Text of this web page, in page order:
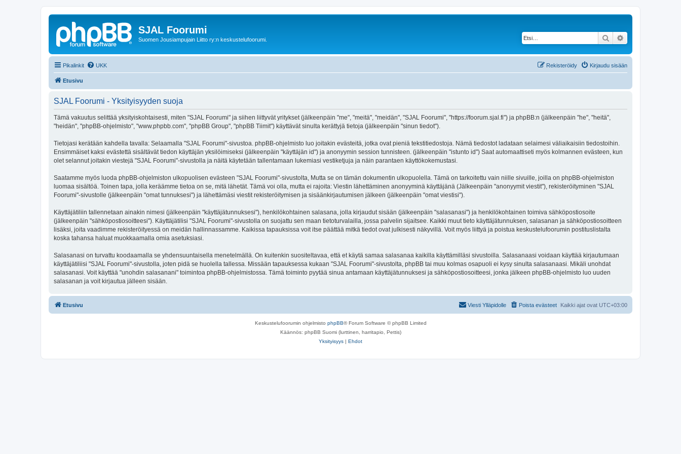
SJAL Foorumi
Suomen Jousiampujain Liitto ry:n keskustelufoorumi. Etsi
Pikalinkit UKK Kirjaudu sisään
Rekisteröidy
Etusivu
SJAL Foorumi - Yksityisyyden suoja
Tämä vakuutus selittää yksityiskohtaisesti, miten "SJAL Foorumi" ja siihen liittyvät yritykset (jälkeenpäin "me", "meitä", "meidän", "SJAL Foorumi", "https://foorum.sjal.fi") ja phpBB:n (jälkeenpäin "he", "heitä",
"heidän", "phpBB-ohjelmisto", "www.phpbb.com", "phpBB Group", "phpBB Tiimit") käyttävät sinulta kerättyjä tietoja (jälkeenpäin "sinun tiedot").
Tietojasi kerätään kahdella tavalla: Selaamalla "SJAL Foorumi"-sivustoa. phpBB-ohjelmisto luo joitakin evästeitä, jotka ovat pieniä tekstitiedostoja. Nämä tiedostot ladataan selaimesi väliaikaisiin tiedostoihin.
Ensimmäiset kaksi evästettä sisältävät tiedon käyttäjän yksilöimiseksi (jälkeenpäin "käyttäjän id") ja anonyymin session tunnisteen. (jälkeenpäin "istunto id") Saat automaattiseti myös kolmannen evästeen, kun
olet selannut joitakin viestejä "SJAL Foorumi"-sivustolla ja näitä käytetään tallentamaan lukemiasi vestiketjuja ja näin parantaen käyttökokemustasi.
Saatamme myös luoda phpBB-ohjelmiston ulkopuolisen evästeen "SJAL Foorumi"-sivustolta, Mutta se on tämän dokumentin ulkopuolella. Tämä on tarkoitettu vain niille sivuille, joilla on phpBB-ohjelmiston
luomaa sisältöä. Toinen tapa, jolla keräämme tietoa on se, mitä lähetät. Tämä voi olla, mutta ei rajoita: Viestin lähettäminen anonyyminä käyttäjänä (Jälkeenpäin "anonyymit viestit"), rekisteröityminen "SJAL
Foorumi"-sivustolle (jälkeenpäin "omat tunnuksesi") ja lähettämäsi viestit rekisteröitymisen ja sisäänkirjautumisen jälkeen (jälkeenpäin "omat viestisi").
Käyttäjätiliin tallennetaan ainakin nimesi (jälkeenpäin "käyttäjätunnuksesi"), henkilökohtainen salasana, jolla kirjaudut sisään (jälkeenpäin "salasanasi") ja henkilökohtainen toimiva sähköpostiosoite
(jälkeenpäin "sähköpostiosoitteesi"). Käyttäjätilisi "SJAL Foorumi"-sivustolla on suojattu sen maan tietoturvalailla, jossa palvelin sijaitsee. Kaikki muut tieto käyttäjätunnuksen, salasanan ja sähköpostiosoitteen
lisäksi, joita vaadimme rekisteröityessä on meidän hallinnassamme. Kaikissa tapauksissa voit itse päättää mitkä tiedot ovat julkisesti näkyvillä. Voit myös liittyä ja poistua keskustelufoorumin postituslistalta
koska tahansa haluat muokkaamalla omia asetuksiasi.
Salasanasi on turvattu koodaamalla se yhdensuuntaisella menetelmällä. On kuitenkin suositeltavaa, että et käytä samaa salasanaa kaikilla käyttämilläsi sivustoilla. Salasanaasi voidaan käyttää kirjautumaan
käyttäjätiliisi "SJAL Foorumi"-sivustolla, joten pidä se huolella tallessa. Missään tapauksessa kukaan "SJAL Foorumi"-sivustolta, phpBB tai muu kolmas osapuoli ei kysy sinulta salasanaasi. Mikäli unohdat
salasanasi. Voit käyttää "unohdin salasanani" toimintoa phpBB-ohjelmistossa. Tämä toiminto pyytää sinua antamaan käyttäjätunnuksesi ja sähköpostiosoitteesi, jonka jälkeen phpBB-ohjelmisto luo uuden
salasanan ja voit kirjautua jälleen sisään.
Etusivu Kaikki ajat ovat UTC+03:00
Poista evästeet
Viesti Ylläpidolle
Keskustelufoorumin ohjelmisto phpBB® Forum Software © phpBB Limited
Käännös: phpBB Suomi (lurttinen, harritapio, Pettis)
Yksityisyys | Ehdot